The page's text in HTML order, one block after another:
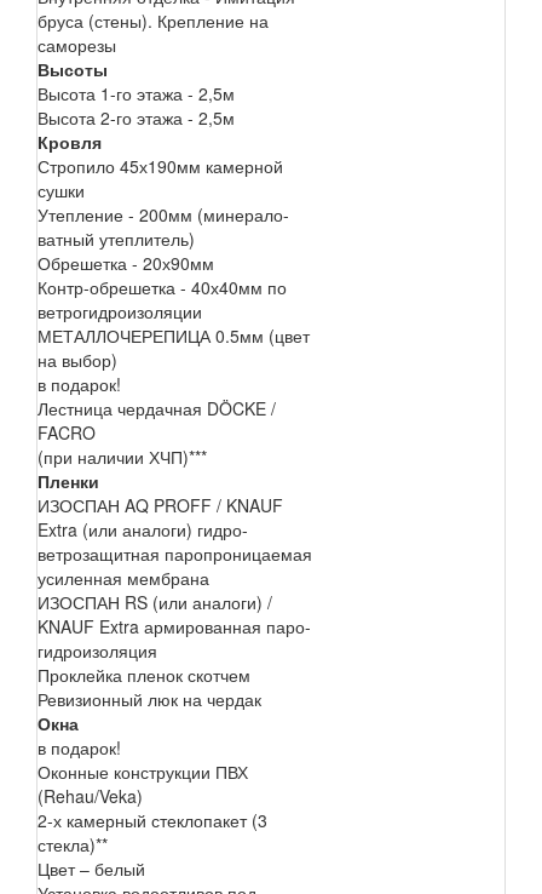
бруса (стены). Крепление на
саморезы
Высоты
Высота 1-го этажа - 2,5м
Высота 2-го этажа - 2,5м
Кровля
Стропило 45х190мм камерной
сушки
Утепление - 200мм (минерало-
ватный утеплитель)
Обрешетка - 20х90мм
Контр-обрешетка - 40х40мм по
ветрогидроизоляции
МЕТАЛЛОЧЕРЕПИЦА 0.5мм (цвет
на выбор)
в подарок!
Лестница чердачная DÖCKE /
FACRO
(при наличии ХЧП)***
Пленки
ИЗОСПАН AQ PROFF / KNAUF
Extra (или аналоги) гидро-
ветрозащитная паропроницаемая
усиленная мембрана
ИЗОСПАН RS (или аналоги) /
KNAUF Extra армированная паро-
гидроизоляция
Проклейка пленок скотчем
Ревизионный люк на чердак
Окна
в подарок!
Оконные конструкции ПВХ
(Rehau/Veka)
2-х камерный стеклопакет (3
стекла)**
Цвет – белый